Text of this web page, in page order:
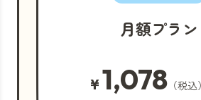
月額プラン
¥1,078（税込